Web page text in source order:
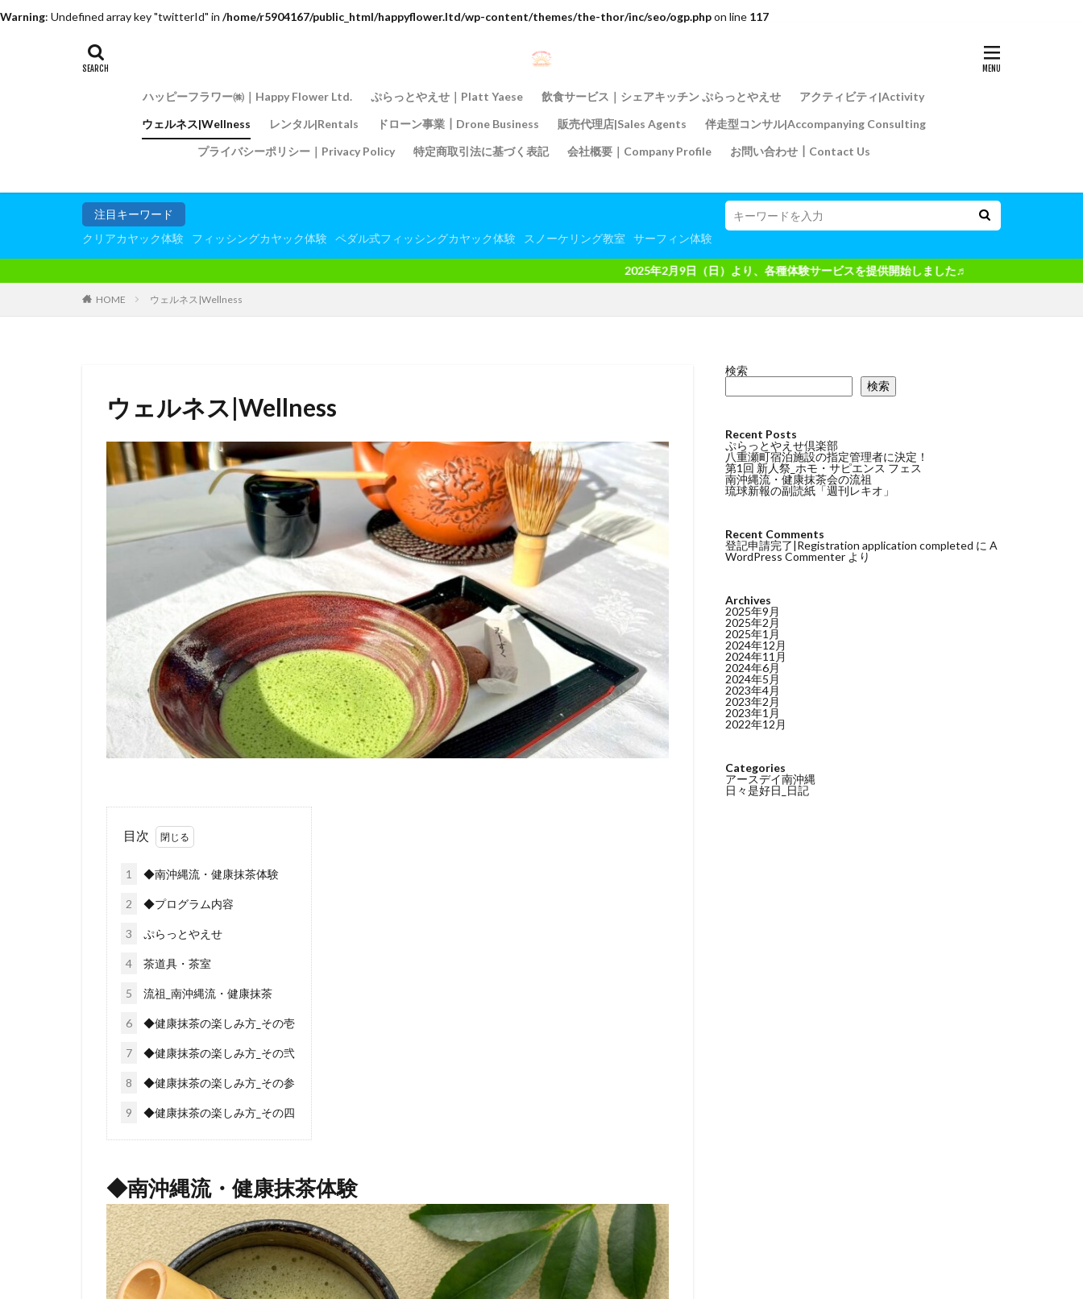
Warning: Undefined array key "twitterId" in /home/r5904167/public_html/happyflower.ltd/wp-content/themes/the-thor/inc/seo/ogp.phpon line 117
ハッピーフラワー㈱｜Happy Flower Ltd. ぷらっとやえせ｜Platt Yaese 飲食サービス｜シェアキッチン ぷらっとやえせ
アクティビティ|Activity
ウェルネス|Wellness
レンタル|Rentals ドローン事業┃Drone Business 販売代理店|Sales Agents
伴走型コンサル|Accompanying Consulting
プライバシーポリシー｜Privacy Policy
特定商取引法に基づく表記 会社概要｜Company Profile お問い合わせ┃Contact Us
注目キーワード
クリアカヤック体験
フィッシングカヤック体験 ペダル式フィッシングカヤック体験 スノーケリング教室 サーフィン体験
2025年2月9日（日）より、各種体験サービスを提供開始しました♬
HOME ウェルネス|Wellness
ウェルネス|Wellness
目次
1 ◆南沖縄流・健康抹茶体験
2 ◆プログラム内容
3 ぷらっとやえせ
4 茶道具・茶室
5 流祖_南沖縄流・健康抹茶
6 ◆健康抹茶の楽しみ方_その壱
7 ◆健康抹茶の楽しみ方_その弐
8 ◆健康抹茶の楽しみ方_その参
9 ◆健康抹茶の楽しみ方_その四
◆南沖縄流・健康抹茶体験
検索
検索
Recent Posts
ぷらっとやえせ倶楽部
八重瀬町宿泊施設の指定管理者に決定！
第1回 新人祭_ホモ・サピエンス フェス
南沖縄流・健康抹茶会の流祖
琉球新報の副読紙「週刊レキオ」
Recent Comments
登記申請完了|Registration application completed に A
WordPress Commenter より
Archives
2025年9月
2025年2月
2025年1月
2024年12月
2024年11月
2024年6月
2024年5月
2023年4月
2023年2月
2023年1月
2022年12月
Categories
アースデイ南沖縄
日々是好日_日記